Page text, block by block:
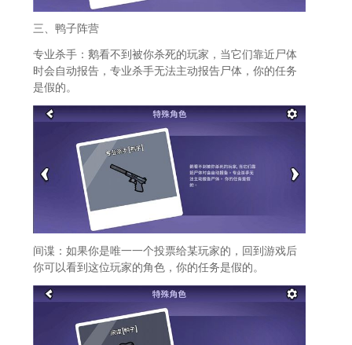
三、鸭子阵营
专业杀手：鹅看不到被你杀死的玩家，当它们靠近尸体
时会自动报告，专业杀手无法主动报告尸体，你的任务
是假的。
间谍：如果你是唯一一个投票给某玩家的，回到游戏后
你可以看到这位玩家的角色，你的任务是假的。